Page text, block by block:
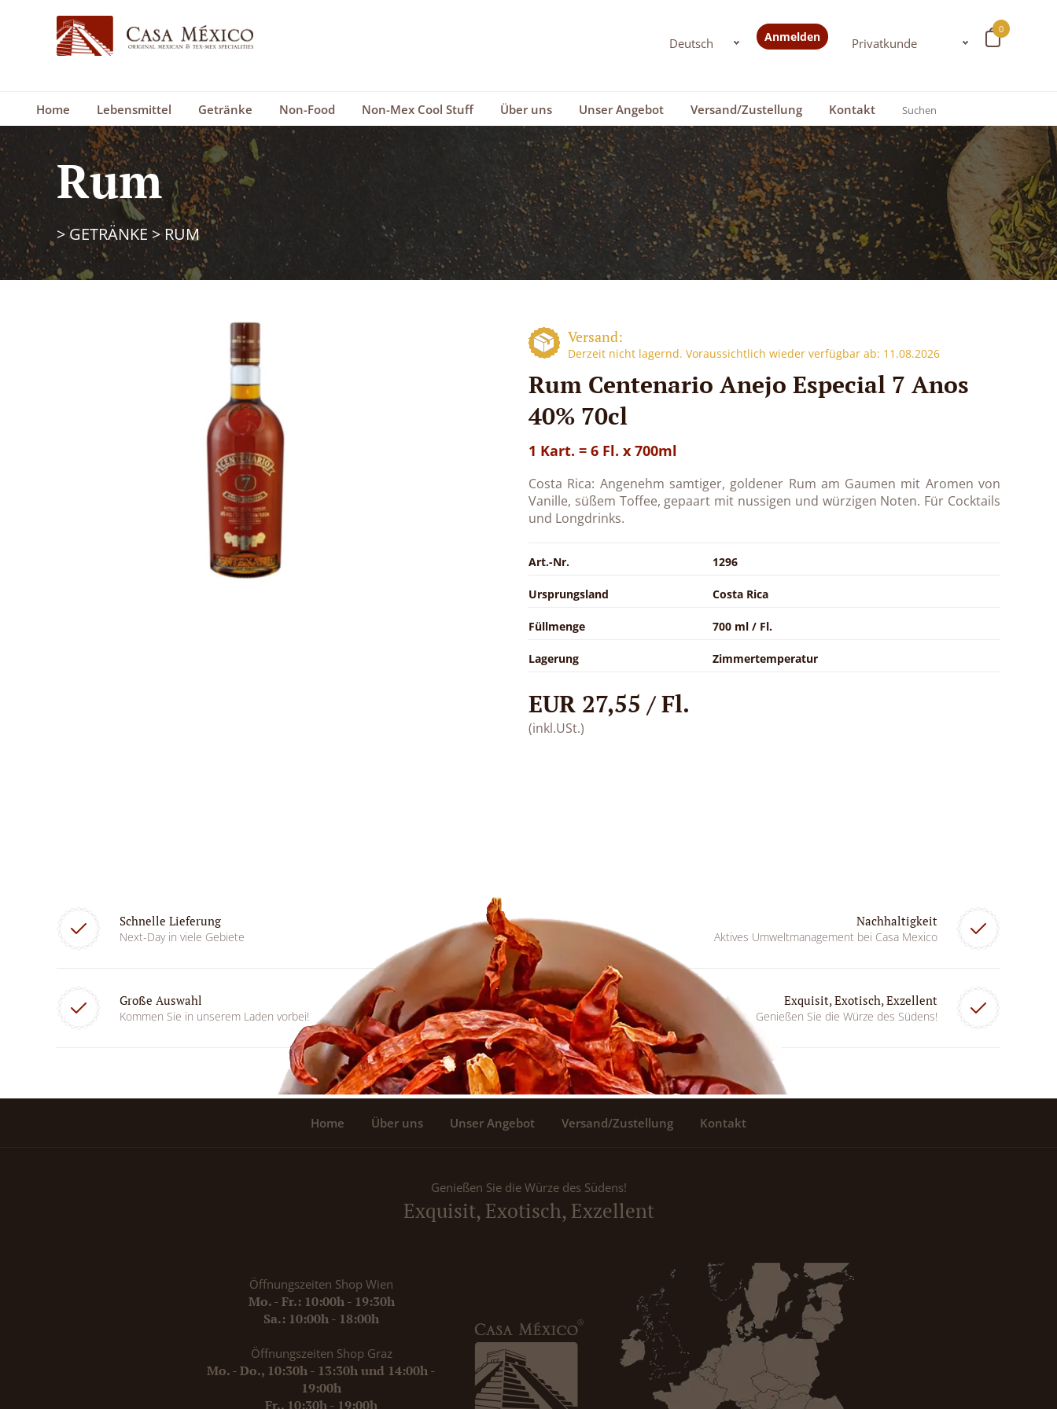
0
Anmelden
Home Lebensmittel Getränke Non-Food Non-Mex Cool Stuff Über uns Unser Angebot Versand/Zustellung Kontakt
Rum
>GETRÄNKE >RUM
Versand:
Derzeit nicht lagernd. Voraussichtlich wieder verfügbar ab: 11.08.2026
Rum Centenario Anejo Especial 7 Anos
40% 70cl
1 Kart. = 6 Fl. x 700ml
Costa Rica: Angenehm samtiger, goldener Rum am Gaumen mit Aromen von
Vanille, süßem Toffee, gepaart mit nussigen und würzigen Noten. Für Cocktails
und Longdrinks.
Art.-Nr. 1296
Ursprungsland Costa Rica
Füllmenge 700 ml / Fl.
Lagerung Zimmertemperatur
EUR 27,55 / Fl.
(inkl.USt.)
Schnelle Lieferung
Next-Day in viele Gebiete
Nachhaltigkeit
Aktives Umweltmanagement bei Casa Mexico
Große Auswahl
Kommen Sie in unserem Laden vorbei!
Exquisit, Exotisch, Exzellent
Genießen Sie die Würze des Südens!
Home Über uns Unser Angebot Versand/Zustellung Kontakt
Genießen Sie die Würze des Südens!
Exquisit, Exotisch, Exzellent
Öffnungszeiten Shop Wien
Mo. - Fr.: 10:00h - 19:30h
Sa.: 10:00h - 18:00h
Öffnungszeiten Shop Graz
Mo. - Do., 10:30h - 13:30h und 14:00h -
19:00h
Fr., 10:30h - 19:00h